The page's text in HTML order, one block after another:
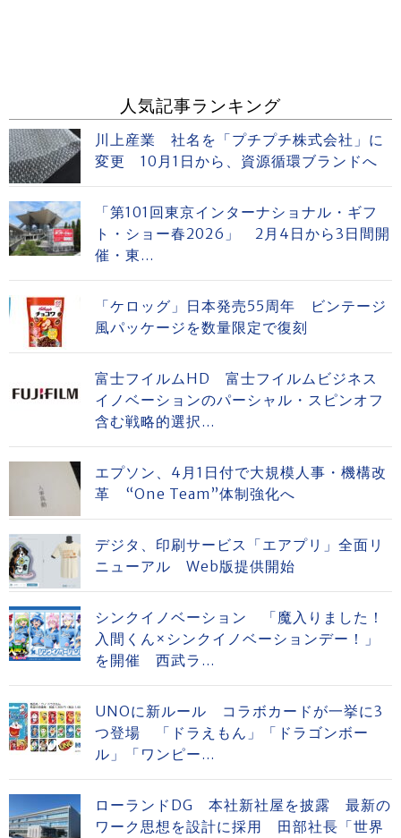
人気記事ランキング
川上産業 社名を「プチプチ株式会社」に
変更 10月1日から、資源循環ブランドへ
「第101回東京インターナショナル・ギフ
ト・ショー春2026」 2月4日から3日間開
催・東...
「ケロッグ」日本発売55周年 ビンテージ
風パッケージを数量限定で復刻
富士フイルムHD 富士フイルムビジネス
イノベーションのパーシャル・スピンオフ
含む戦略的選択...
エプソン、4月1日付で大規模人事・機構改
革 “One Team”体制強化へ
デジタ、印刷サービス「エアプリ」全面リ
ニューアル Web版提供開始
シンクイノベーション 「魔入りました！
入間くん×シンクイノベーションデー！」
を開催 西武ラ...
UNOに新ルール コラボカードが一挙に3
つ登場 「ドラえもん」「ドラゴンボー
ル」「ワンピー...
ローランドDG 本社新社屋を披露 最新の
ワーク思想を設計に採用 田部社長「世界